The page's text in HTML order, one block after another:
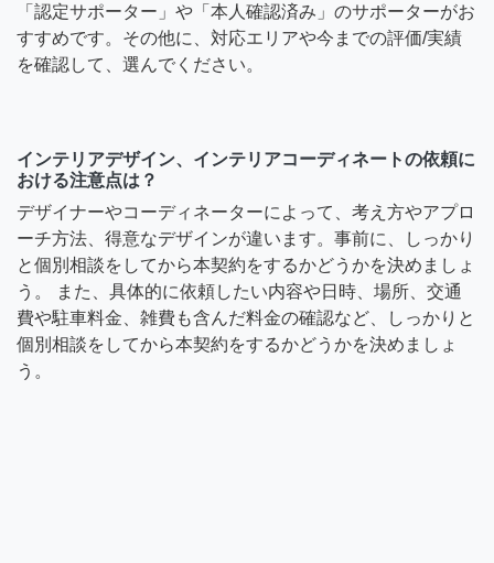
「認定サポーター」や「本人確認済み」のサポーターがお
すすめです。その他に、対応エリアや今までの評価/実績
を確認して、選んでください。
インテリアデザイン、インテリアコーディネートの依頼に
おける注意点は？
デザイナーやコーディネーターによって、考え方やアプロ
ーチ方法、得意なデザインが違います。事前に、しっかり
と個別相談をしてから本契約をするかどうかを決めましょ
う。 また、具体的に依頼したい内容や日時、場所、交通
費や駐車料金、雑費も含んだ料金の確認など、しっかりと
個別相談をしてから本契約をするかどうかを決めましょ
う。